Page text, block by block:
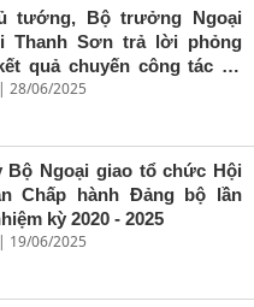
tướng, Bộ trưởng Ngoại
Thanh Sơn trả lời phỏng
quả chuyến công tác tại
của Thủ tướng Chính
28/06/2025
Bộ Ngoại giao tổ chức Hội
Chấp hành Đảng bộ lần
kỳ 2020 - 2025
19/06/2025